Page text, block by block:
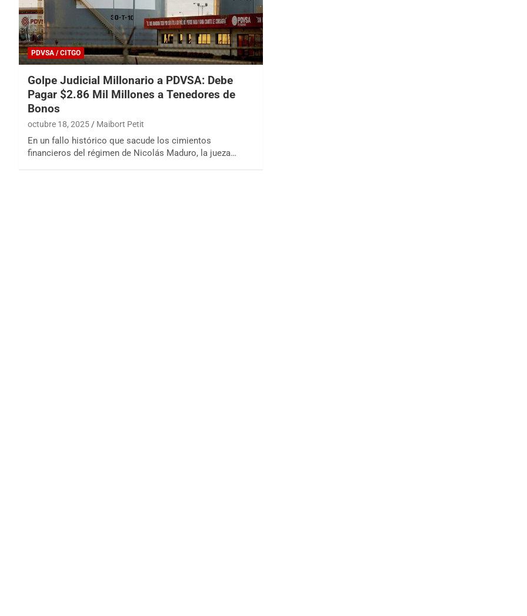
PDVSA / CITGO
Golpe Judicial Millonario a PDVSA: Debe
Pagar $2.86 Mil Millones a Tenedores de
Bonos
octubre 18, 2025 Maibort Petit
En un fallo histórico que sacude los cimientos
financieros del régimen de Nicolás Maduro, la jueza…